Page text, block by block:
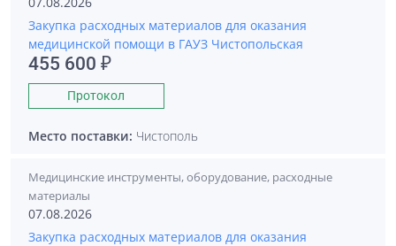
Закупка расходных материалов для оказания
медицинской помощи в ГАУЗ Чистопольская
455 600 ₽
Протокол
Место поставки: Чистополь
Медицинские инструменты, оборудование, расходные
материалы
07.08.2026
Закупка расходных материалов для оказания